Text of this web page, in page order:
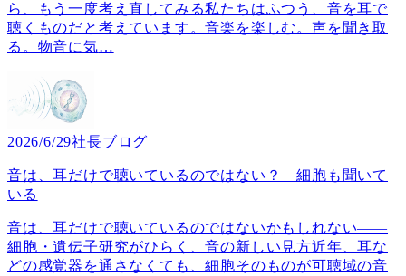
ら、もう一度考え直してみる私たちはふつう、音を耳で
聴くものだと考えています。音楽を楽しむ。声を聞き取
る。物音に気…
2026/6/29社長ブログ
音は、耳だけで聴いているのではない？ 細胞も聞いて
いる
音は、耳だけで聴いているのではないかもしれない――
細胞・遺伝子研究がひらく、音の新しい見方近年、耳な
どの感覚器を通さなくても、細胞そのものが可聴域の音